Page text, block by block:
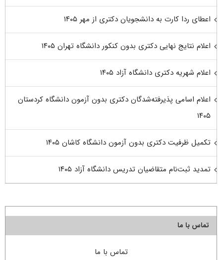
اعطای ردا کارت به دانشجویان دکتری از مهر ۱۴۰۵
اعلام نتایج نهایی دکتری بدون کنکور دانشگاه تهران ۱۴۰۵
اعلام شهریه دکتری دانشگاه آزاد ۱۴۰۵
اعلام اسامی پذیرفته‌شدگان دکتری بدون آزمون دانشگاه کردستان
۱۴۰۵
تکمیل ظرفیت دکتری بدون آزمون دانشگاه کاشان ۱۴۰۵
تمدید ثبت‌نام متقاضیان تدریس دانشگاه آزاد ۱۴۰۵
تماس با ما
تماس با ما